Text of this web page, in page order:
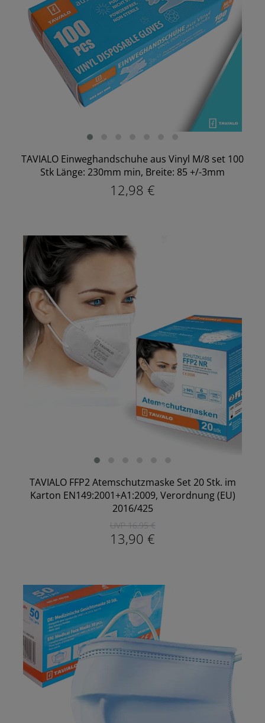
TAVIALO Einweghandschuhe aus Vinyl M/8 set 100
Stk Länge: 230mm min, Breite: 85 +/-3mm
12,98 €
TAVIALO FFP2 Atemschutzmaske Set 20 Stk. im
Karton EN149:2001+A1:2009, Verordnung (EU)
2016/425
UVP 16,95 €
13,90 €